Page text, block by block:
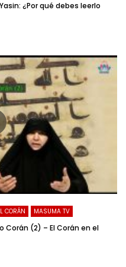
¿Por qué debes leerlo
CORÁN MASUMA TV
Corán (2) – El Corán en el